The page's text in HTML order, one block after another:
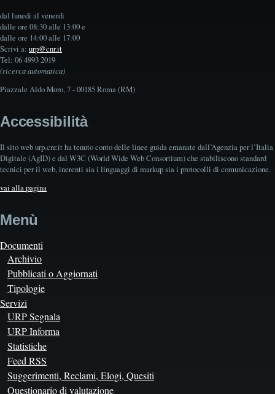
dal lunedì al venerdì
dalle ore 08:30 alle 13:00 e
dalle ore 14:00 alle 17:00
Scrivi a: urp@cnr.it
Tel: 06 4993 2019
(ricerca automatica)
Piazzale Aldo Moro, 7 - 00185 Roma (RM)
Accessibilità
Il sito web urp.cnr.it ha tenuto conto delle linee guida emanate dall’Agenzia per l’Italia
Digitale (AgID) e dal W3C (World Wide Web Consortium) che stabiliscono standard
tecnici per il web, inerenti sia i linguaggi di markup sia i protocolli di comunicazione.
vai alla pagina
Menù
Documenti
Archivio
Pubblicati o Aggiornati
Tipologie
Servizi
URP Segnala
URP Informa
Statistiche
Feed RSS
Suggerimenti, Reclami, Elogi, Quesiti
Questionario di valutazione